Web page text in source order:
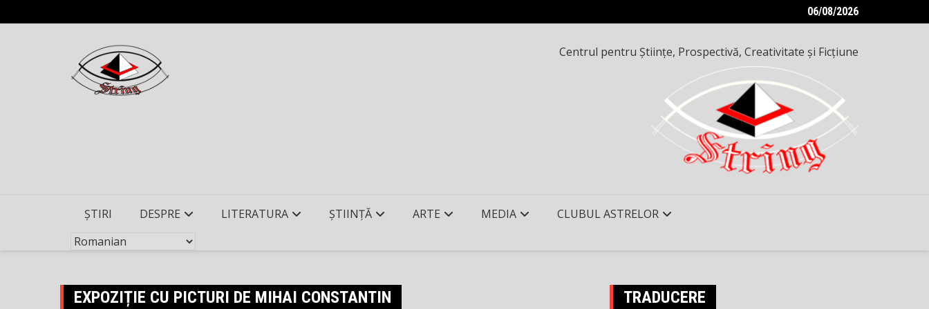
to
06/08/2026
Centrul pentru Ştiinţe, Prospectivă, Creativitate şi Ficţiune
ȘTIRI DESPRE LITERATURA ȘTIINȚĂ ARTE MEDIA CLUBUL ASTRELOR
EXPOZIȚIE CU PICTURI DE MIHAI CONSTANTIN TRADUCERE